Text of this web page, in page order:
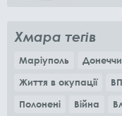
Хмара тегів
Маріуполь
Життя в окупації
Полонені
Війна